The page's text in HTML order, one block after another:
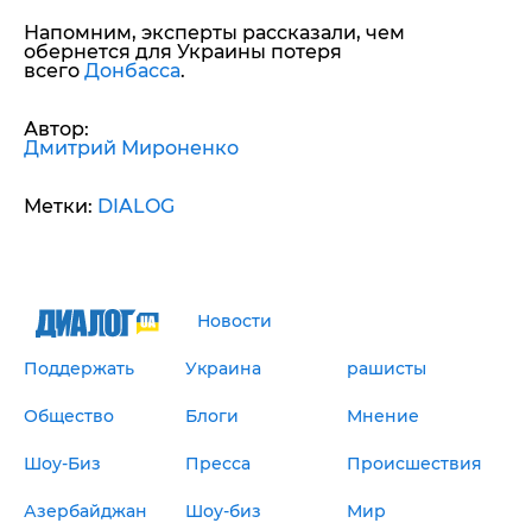
Напомним, эксперты рассказали, чем
обернется для Украины потеря
всего Донбасса.
Автор:
Дмитрий Мироненко
Метки: DIALOG
Новости
Поддержать Украина рашисты
Общество Блоги Мнение
Шоу-Биз Пресса Происшествия
Азербайджан Шоу-биз Мир